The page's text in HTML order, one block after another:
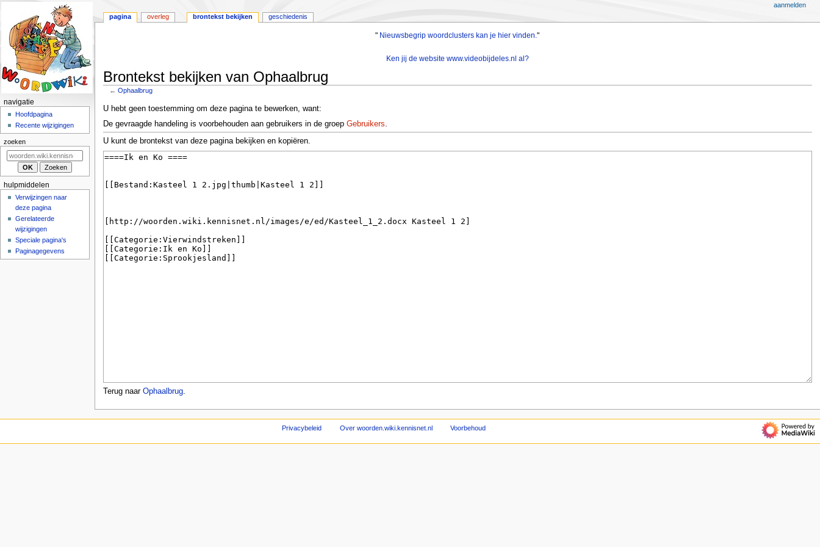
" Nieuwsbegrip woordclusters kan je hier vinden."
Ken jij de website www.videobijdeles.nl al?
Brontekst bekijken van Ophaalbrug
←Ophaalbrug
Naar
navigatie
springen
Naar
zoeken
springen
U hebt geen toestemming om deze pagina te bewerken, want:
De gevraagde handeling is voorbehouden aan gebruikers in de groep Gebruikers.
U kunt de brontekst van deze pagina bekijken en kopiëren.
Terug naar Ophaalbrug.
N
v
i
m
pagina overleg brontekst bekijken geschiedenis
aanmelden
navigatie
Hoofdpagina
Recente wijzigingen
zoeken
hulpmiddelen
Verwijzingen naar
deze pagina
Gerelateerde
wijzigingen
Speciale pagina's
Paginagegevens
Privacybeleid Over woorden.wiki.kennisnet.nl Voorbehoud